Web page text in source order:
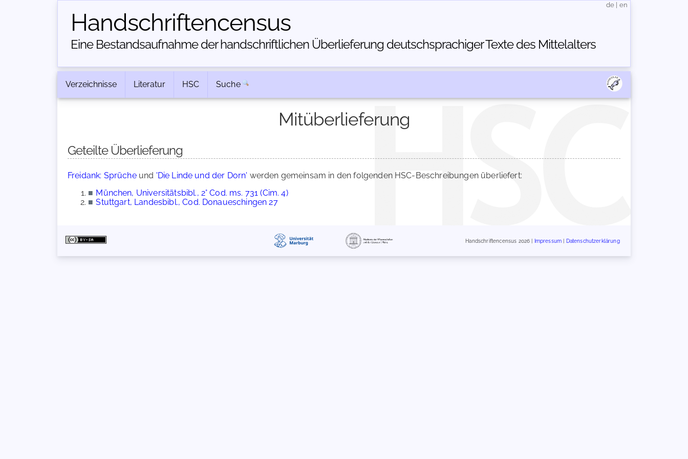
Handschriften­census
Eine Bestandsaufnahme der handschriftlichen Über­lieferung deutschsprachiger Texte des Mittelalters
de en
Verzeichnisse Literatur HSC Suche
Mitüberlieferung
Geteilte Überlieferung
Freidank: Sprücheund 'Die Linde und der Dorn' werden gemeinsam in den folgenden HSC-Beschreibungen überliefert:
■ München, Universitätsbibl., 2° Cod. ms. 731 (Cim. 4)
■ Stuttgart, Landesbibl., Cod. Donaueschingen 27
Handschriftencensus 2026 | Impressum Datenschutzerklärung